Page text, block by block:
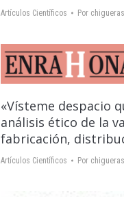
Artículos Científicos Por chigueras
«Vísteme despacio
análisis ético de la
fabricación,
Artículos Científicos Por chigueras